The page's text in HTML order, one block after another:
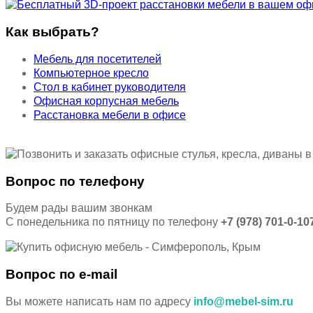
Как выбрать?
Мебель для посетителей
Компьютерное кресло
Стол в кабинет руководителя
Офисная корпусная мебель
Расстановка мебели в офисе
Вопрос по телефону
Будем рады вашим звонкам
С понедельника по пятницу по телефону +7 (978) 701-0-
Вопрос по e-mail
Вы можете написать нам по адресу info@mebel-sim.ru